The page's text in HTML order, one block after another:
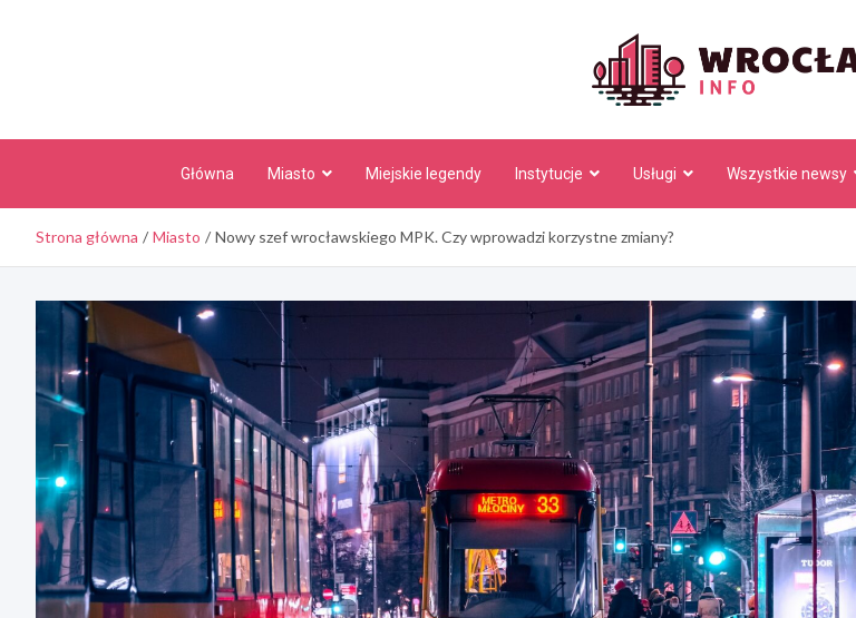
Główna Miasto Miejskie legendy Instytucje Usługi Wszystkie newsy
Strona główna Miasto Nowy szef wrocławskiego MPK. Czy wprowadzi korzystne zmiany?